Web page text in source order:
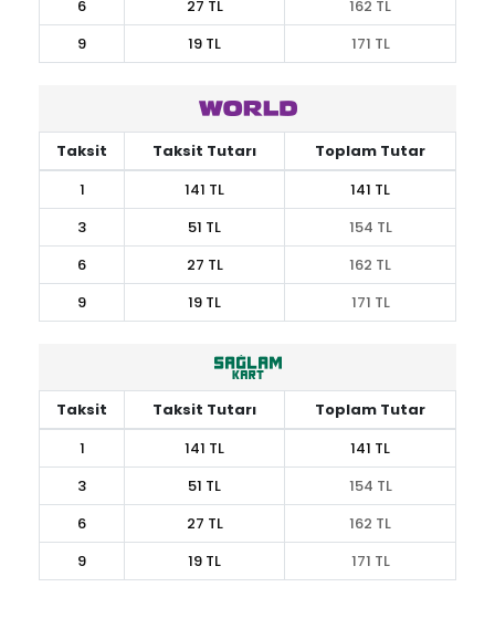
6
27 TL
162 TL
9
19 TL 171 TL
Taksit Taksit Tutarı
Toplam Tutar
1
141 TL
141 TL
3
51 TL
154 TL
6
27 TL
162 TL
9
19 TL 171 TL
Taksit Taksit Tutarı
Toplam Tutar
1
141 TL
141 TL
3
51 TL
154 TL
6
27 TL
162 TL
9
19 TL 171 TL